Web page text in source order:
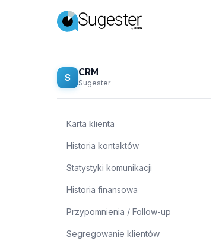
S CRM
Sugester
Karta klienta
Historia kontaktów
Statystyki komunikacji
Historia finansowa
Przypomnienia / Follow-up
Segregowanie klientów